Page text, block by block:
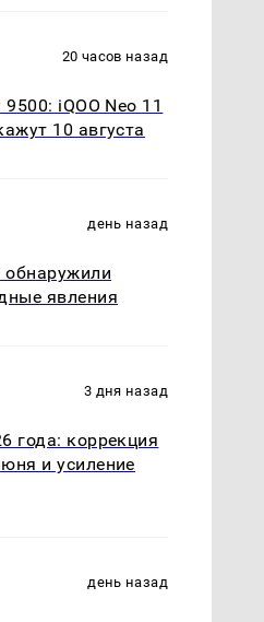
20 часов назад
iQOO Neo 11
10 августа
день назад
явления
3 дня назад
года: коррекция
и усиление
день назад